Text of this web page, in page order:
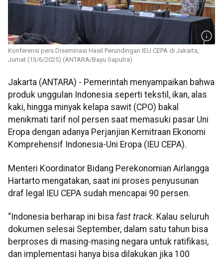
Konferensi pers Diseminasi Hasil Perundingan IEU CEPA di Jakarta,
Jumat (13/6/2025) (ANTARA/Bayu Saputra)
Jakarta (ANTARA) - Pemerintah menyampaikan bahwa
produk unggulan Indonesia seperti tekstil, ikan, alas
kaki, hingga minyak kelapa sawit (CPO) bakal
menikmati tarif nol persen saat memasuki pasar Uni
Eropa dengan adanya Perjanjian Kemitraan Ekonomi
Komprehensif Indonesia-Uni Eropa (IEU CEPA).
Menteri Koordinator Bidang Perekonomian Airlangga
Hartarto mengatakan, saat ini proses penyusunan
draf legal IEU CEPA sudah mencapai 90 persen.
“Indonesia berharap ini bisa fast track. Kalau seluruh
dokumen selesai September, dalam satu tahun bisa
berproses di masing-masing negara untuk ratifikasi,
dan implementasi hanya bisa dilakukan jika 100